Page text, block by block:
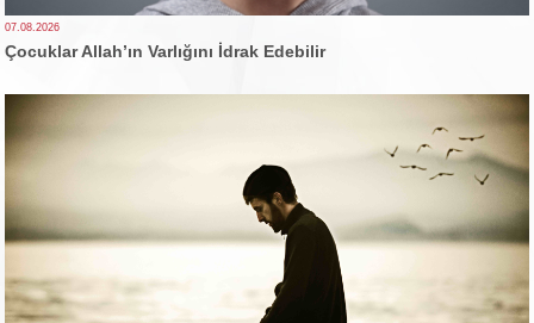
07.08.2026
Çocuklar Allah’ın Varlığını İdrak Edebilir